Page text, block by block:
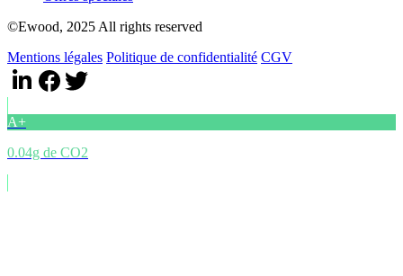
©Ewood, 2025 All rights reserved
Mentions légales Politique de confidentialité CGV
A+
0.04g de CO2